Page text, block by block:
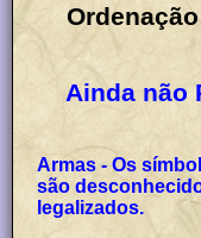
Ainda não
Armas - Os
são
legalizados.